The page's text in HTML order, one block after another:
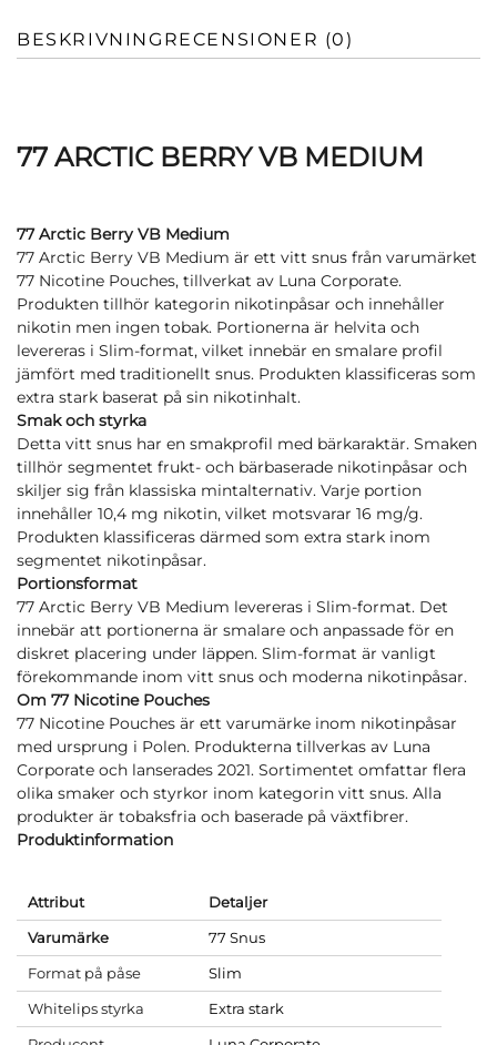
BESKRIVNING RECENSIONER (0)
77 ARCTIC BERRY VB MEDIUM
77 Arctic Berry VB Medium
77 Arctic Berry VB Medium är ett vitt snus från varumärket
77 Nicotine Pouches, tillverkat av Luna Corporate.
Produkten tillhör kategorin nikotinpåsar och innehåller
nikotin men ingen tobak. Portionerna är helvita och
levereras i Slim-format, vilket innebär en smalare profil
jämfört med traditionellt snus. Produkten klassificeras som
extra stark baserat på sin nikotinhalt.
Smak och styrka
Detta vitt snus har en smakprofil med bärkaraktär. Smaken
tillhör segmentet frukt- och bärbaserade nikotinpåsar och
skiljer sig från klassiska mintalternativ. Varje portion
innehåller 10,4 mg nikotin, vilket motsvarar 16 mg/g.
Produkten klassificeras därmed som extra stark inom
segmentet nikotinpåsar.
Portionsformat
77 Arctic Berry VB Medium levereras i Slim-format. Det
innebär att portionerna är smalare och anpassade för en
diskret placering under läppen. Slim-format är vanligt
förekommande inom vitt snus och moderna nikotinpåsar.
Om 77 Nicotine Pouches
77 Nicotine Pouches är ett varumärke inom nikotinpåsar
med ursprung i Polen. Produkterna tillverkas av Luna
Corporate och lanserades 2021. Sortimentet omfattar flera
olika smaker och styrkor inom kategorin vitt snus. Alla
produkter är tobaksfria och baserade på växtfibrer.
Produktinformation
Attribut
Detaljer
Varumärke
77 Snus
Format på påse
Slim
Whitelips styrka
Extra stark